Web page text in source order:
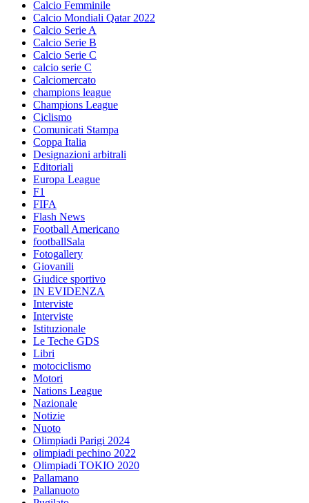
Calcio Femminile
Calcio Mondiali Qatar 2022
Calcio Serie A
Calcio Serie B
Calcio Serie C
calcio serie C
Calciomercato
champions league
Champions League
Ciclismo
Comunicati Stampa
Coppa Italia
Designazioni arbitrali
Editoriali
Europa League
F1
FIFA
Flash News
Football Americano
footballSala
Fotogallery
Giovanili
Giudice sportivo
IN EVIDENZA
Interviste
Interviste
Istituzionale
Le Teche GDS
Libri
motociclismo
Motori
Nations League
Nazionale
Notizie
Nuoto
Olimpiadi Parigi 2024
olimpiadi pechino 2022
Olimpiadi TOKIO 2020
Pallamano
Pallanuoto